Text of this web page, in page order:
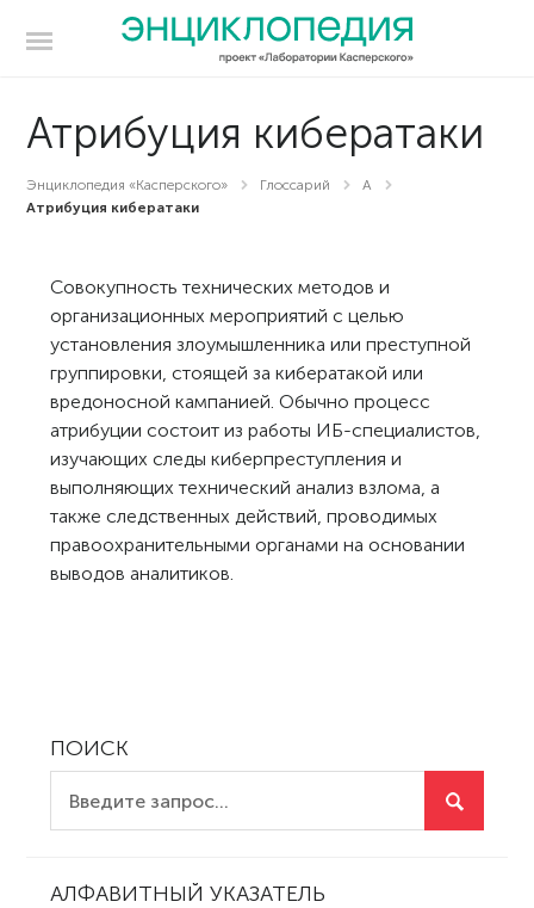
Атрибуция кибератаки
Энциклопедия «Касперского» Глоссарий
А
Атрибуция кибератаки
Совокупность технических методов и
организационных мероприятий с целью
установления злоумышленника или преступной
группировки, стоящей за кибератакой или
вредоносной кампанией. Обычно процесс
атрибуции состоит из работы ИБ-специалистов,
изучающих следы киберпреступления и
выполняющих технический анализ взлома, а
также следственных действий, проводимых
правоохранительными органами на основании
выводов аналитиков.
ПОИСК
АЛФАВИТНЫЙ УКАЗАТЕЛЬ